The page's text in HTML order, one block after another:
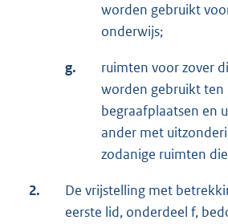
worden gebruikt
onderwijs;
g.
ruimten voor zover
worden gebruikt ten
begraafplaatsen en
ander met
zodanige ruimten
2.
De vrijstelling met
eerste lid, onderdeel f,